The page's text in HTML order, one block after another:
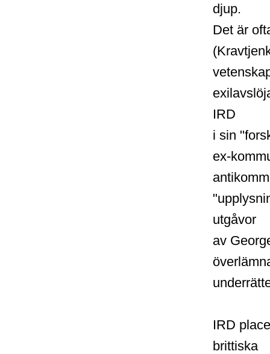
djup.
Det är
IRD
i sin
ex-
utgåvor
av
IRD
brittiska